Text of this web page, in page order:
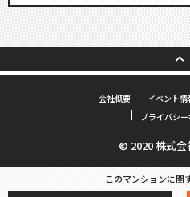
会社概要 イベント情
プライバシ
© 2020 株式会
このマンションに関